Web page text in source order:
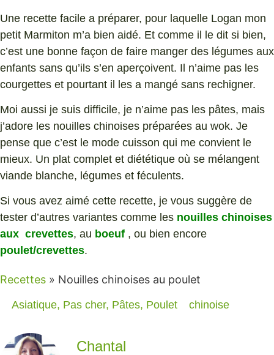
Une recette facile a préparer, pour laquelle Logan mon
petit Marmiton m’a bien aidé. Et comme il le dit si bien,
c’est une bonne façon de faire manger des légumes aux
enfants sans qu’ils s’en aperçoivent. Il n’aime pas les
courgettes et pourtant il les a mangé sans rechigner.
Moi aussi je suis difficile, je n’aime pas les pâtes, mais
j’adore les nouilles chinoises préparées au wok. Je
pense que c’est le mode cuisson qui me convient le
mieux. Un plat complet et diététique où se mélangent
viande blanche, légumes et féculents.
Si vous avez aimé cette recette, je vous suggère de
tester d’autres variantes comme les nouilles chinoises
aux crevettes, au boeuf , ou bien encore
poulet/crevettes.
Recettes » Nouilles chinoises au poulet
Asiatique, Pas cher, Pâtes, Poulet chinoise
Chantal